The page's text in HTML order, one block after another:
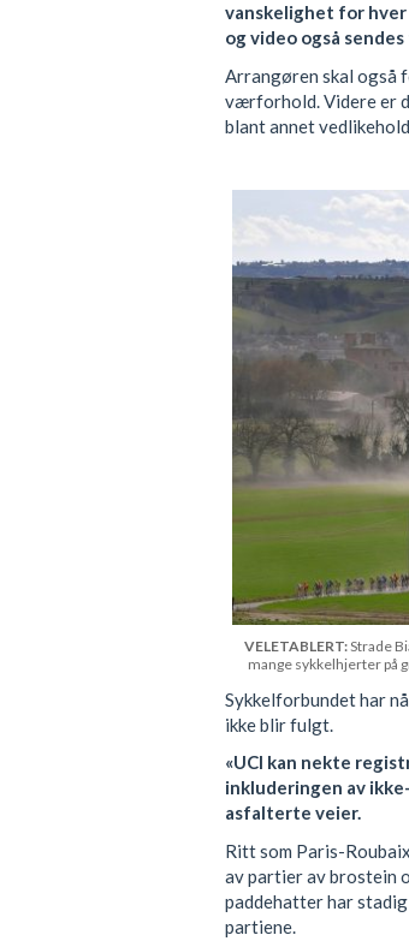
vanskelighet for hver
og video også
Arrangøren skal også
værforhold. Videre er
blant annet
VELETABLERT:Strade
mange sykkelhjerter på
Sykkelforbundet har
ikke blir fulgt.
«UCI kan nekte
inkluderingen av
asfalterte veier.
Ritt som Paris-
av partier av brostein
paddehatter har
partiene.